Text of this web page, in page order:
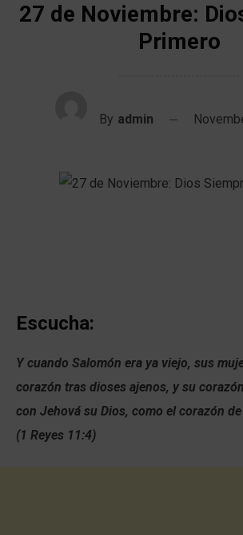
27 de Noviembre:
Primero
By admin
Escucha:
Y cuando Salomón era ya viejo, sus
corazón tras dioses ajenos, y su
con Jehová su Dios, como el corazón
(1 Reyes 11:4)